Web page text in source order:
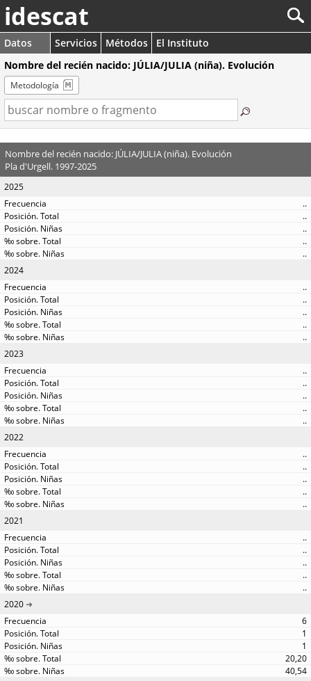
idescat
Datos Servicios Métodos
El Instituto
Nombre del recién nacido: JÚLIA/JULIA (niña). Evolución
Metodología
Nombre del recién nacido: JÚLIA/JULIA (niña). Evolución
Pla d'Urgell. 1997-2025
2025
..
..
..
..
..
2024
..
..
..
..
..
2023
..
..
..
..
..
2022
..
..
..
..
..
2021
..
..
..
..
..
2020
6
1
1
20,20
40,54